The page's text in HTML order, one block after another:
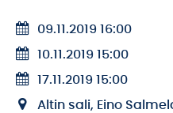
09.11.2019 16:00
10.11.2019 15:00
17.11.2019 15:00
Altin sali, Eino